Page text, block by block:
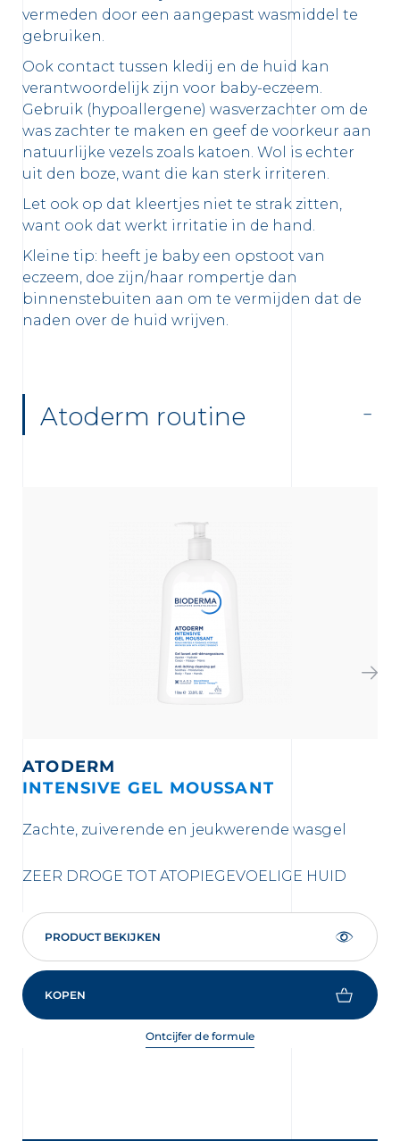
vermeden door een aangepast wasmiddel te
gebruiken.
Ook contact tussen kledij en de huid kan
verantwoordelijk zijn voor baby-eczeem.
Gebruik (hypoallergene) wasverzachter om de
was zachter te maken en geef de voorkeur aan
natuurlijke vezels zoals katoen. Wol is echter
uit den boze, want die kan sterk irriteren.
Let ook op dat kleertjes niet te strak zitten,
want ook dat werkt irritatie in de hand.
Kleine tip: heeft je baby een opstoot van
eczeem, doe zijn/haar rompertje dan
binnenstebuiten aan om te vermijden dat de
naden over de huid wrijven.
Atoderm routine
ATODERM
INTENSIVE GEL MOUSSANT
Zachte, zuiverende en jeukwerende wasgel
ZEER DROGE TOT ATOPIEGEVOELIGE HUID
PRODUCT BEKIJKEN
KOPEN
Ontcijfer de formule